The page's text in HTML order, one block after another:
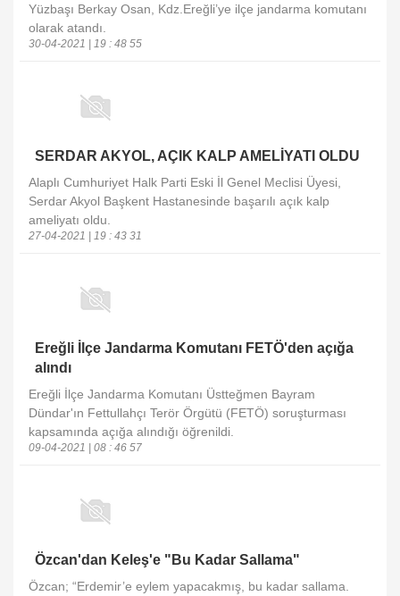
Yüzbaşı Berkay Osan, Kdz.Ereğli’ye ilçe jandarma komutanı
olarak atandı.
30-04-2021 | 19 : 48 55
SERDAR AKYOL, AÇIK KALP AMELİYATI OLDU
Alaplı Cumhuriyet Halk Parti Eski İl Genel Meclisi Üyesi,
Serdar Akyol Başkent Hastanesinde başarılı açık kalp
ameliyatı oldu.
27-04-2021 | 19 : 43 31
Ereğli İlçe Jandarma Komutanı FETÖ'den açığa
alındı
Ereğli İlçe Jandarma Komutanı Üstteğmen Bayram
Dündar'ın Fettullahçı Terör Örgütü (FETÖ) soruşturması
kapsamında açığa alındığı öğrenildi.
09-04-2021 | 08 : 46 57
Özcan'dan Keleş'e "Bu Kadar Sallama"
Özcan; “Erdemir’e eylem yapacakmış, bu kadar sallama.